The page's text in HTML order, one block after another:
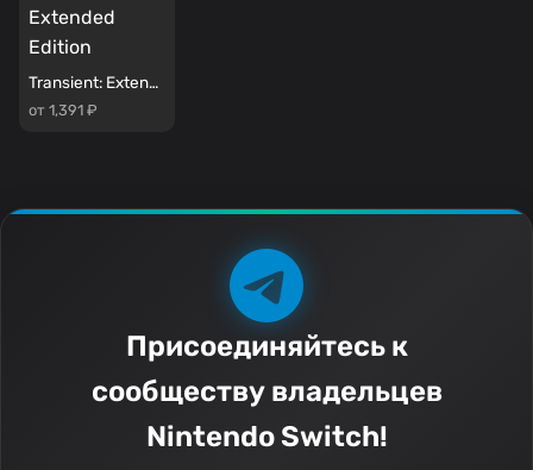
Transient: Extended Edition
от 1,391 ₽
Присоединяйтесь к
сообществу владельцев
Nintendo Switch!